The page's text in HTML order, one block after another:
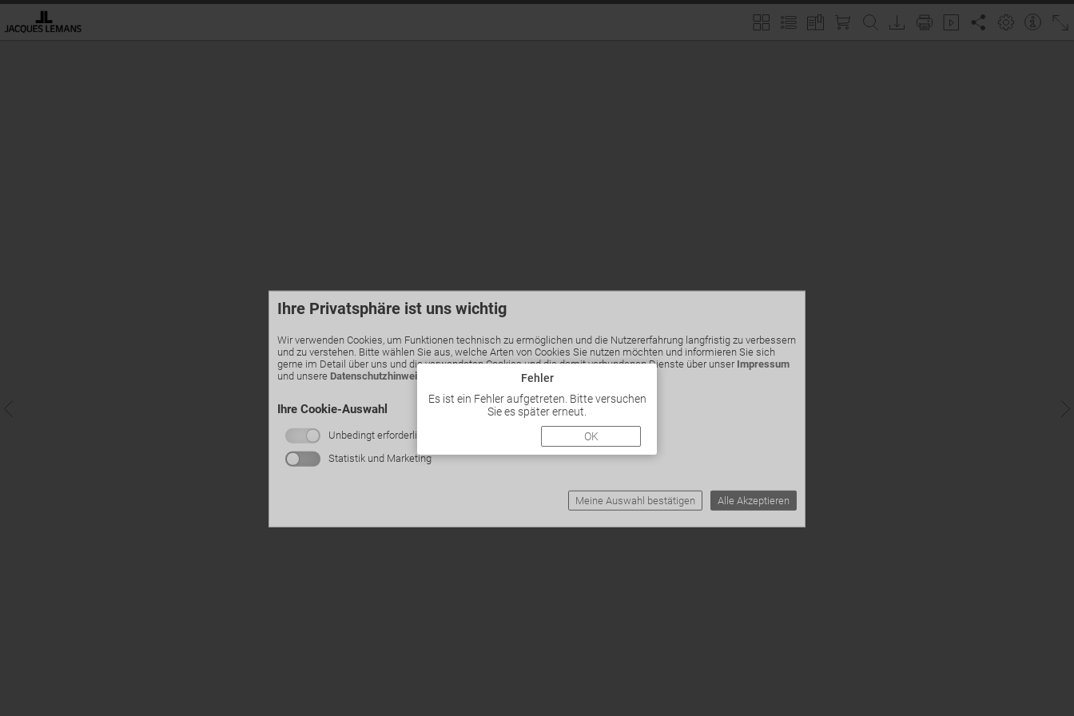
Fehler
Es ist ein Fehler aufgetreten. Bitte versuchen
Sie es später erneut.
OK
Ihre Privatsphäre ist uns wichtig
Wir verwenden Cookies, um Funktionen technisch zu ermöglichen und die Nutzererfahrung langfristig zu verbessern
und zu verstehen. Bitte wählen Sie aus, welche Arten von Cookies Sie nutzen möchten und informieren Sie sich
gerne im Detail über uns und die verwendeten Cookies und die damit verbundenen Dienste über unser Impressum
und unsere Datenschutzhinweise
Ihre Cookie-Auswahl
Unbedingt erforderlich
Statistik und Marketing
Meine Auswahl bestätigen Alle Akzeptieren